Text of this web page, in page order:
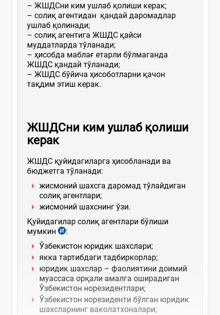
– ЖШДСни ким ушлаб қолиши керак;
– солиқ агентидан қандай даромадлар
ушлаб қолинади;
– солиқ агентига ЖШДС қайси
муддатларда тўланади;
– ҳисобда маблағ етарли бўлмаганда
ЖШДС қандай тўланади;
– ЖШДС бўйича ҳисоботларни қачон
тақдим этиш керак.
ЖШДСни ким ушлаб қолиши
керак
ЖШДС қуйидагиларга ҳисобланади ва
бюджетга тўланади:
жисмоний шахсга даромад тўлайдиган
солиқ агентлари;
жисмоний шахснинг ўзи.
Қуйидагилар солиқ агентлари бўлиши
мумкин
:
Ўзбекистон юридик шахслари;
якка тартибдаги тадбиркорлар;
юридик шахслар – фаолиятини доимий
муассаса орқали амалга оширадиган
Ўзбекистон норезидентлари;
Ўзбекистон норезиденти бўлган юридик
шахсларнинг ваколатхоналари;